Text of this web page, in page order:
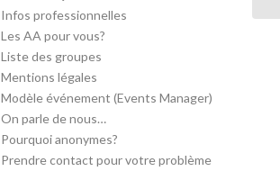
Infos professionnelles
Les AA pour vous?
Liste des groupes
Mentions légales
Modèle événement (Events Manager)
On parle de nous…
Pourquoi anonymes?
Prendre contact pour votre problème